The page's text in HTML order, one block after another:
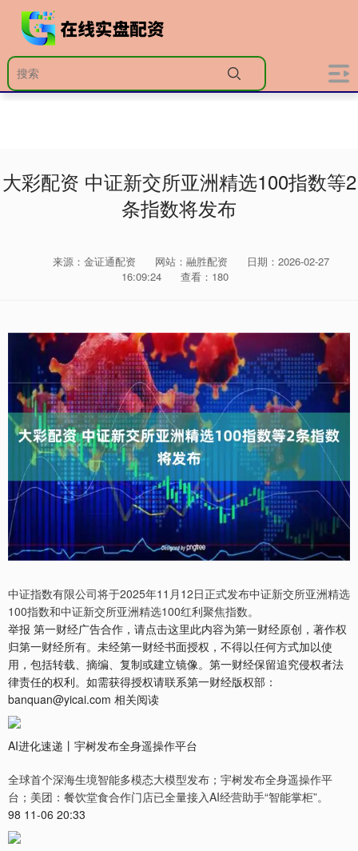
大彩配资 中证新交所亚洲精选100指数等2
条指数将发布
来源：金证通配资 网站：融胜配资
日期：2026-02-27
16:09:24
查看：180
中证指数有限公司将于2025年11月12日正式发布中证新交所亚洲精选
100指数和中证新交所亚洲精选100红利聚焦指数。
举报 第一财经广告合作，请点击这里此内容为第一财经原创，著作权
归第一财经所有。未经第一财经书面授权，不得以任何方式加以使
用，包括转载、摘编、复制或建立镜像。第一财经保留追究侵权者法
律责任的权利。如需获得授权请联系第一财经版权部：
banquan@yicai.com 相关阅读
AI进化速递丨宇树发布全身遥操作平台
全球首个深海生境智能多模态大模型发布；宇树发布全身遥操作平
台；美团：餐饮堂食合作门店已全量接入AI经营助手“智能掌柜”。
98 11-06 20:33